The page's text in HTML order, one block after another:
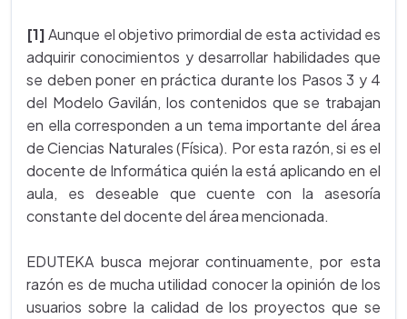
[1]Aunque el objetivo primordial de esta actividad es
adquirir conocimientos y desarrollar habilidades que
se deben poner en práctica durante los Pasos 3 y 4
del Modelo Gavilán, los contenidos que se trabajan
en ella corresponden a un tema importante del área
de Ciencias Naturales (Física). Por esta razón, si es el
docente de Informática quién la está aplicando en el
aula, es deseable que cuente con la asesoría
constante del docente del área mencionada.
EDUTEKA busca mejorar continuamente, por esta
razón es de mucha utilidad conocer la opinión de los
usuarios sobre la calidad de los proyectos que se